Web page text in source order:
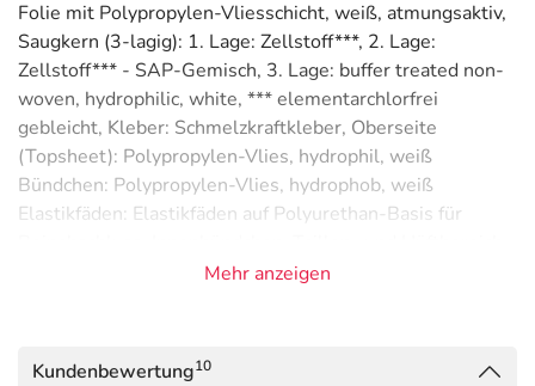
Folie mit Polypropylen-Vliesschicht, weiß, atmungsaktiv,
Saugkern (3-lagig): 1. Lage: Zellstoff***, 2. Lage:
Zellstoff*** - SAP-Gemisch, 3. Lage: buffer treated non-
woven, hydrophilic, white, *** elementarchlorfrei
gebleicht, Kleber: Schmelzkraftkleber, Oberseite
(Topsheet): Polypropylen-Vlies, hydrophil, weiß
Bündchen: Polypropylen-Vlies, hydrophob, weiß
Elastikfäden: Elastikfäden auf Polyurethan-Basis für
Nässeindikator: Wasserlösliche Tinte"
PAUL HARTMANN AG
Mehr anzeigen
Kundenbewertung10